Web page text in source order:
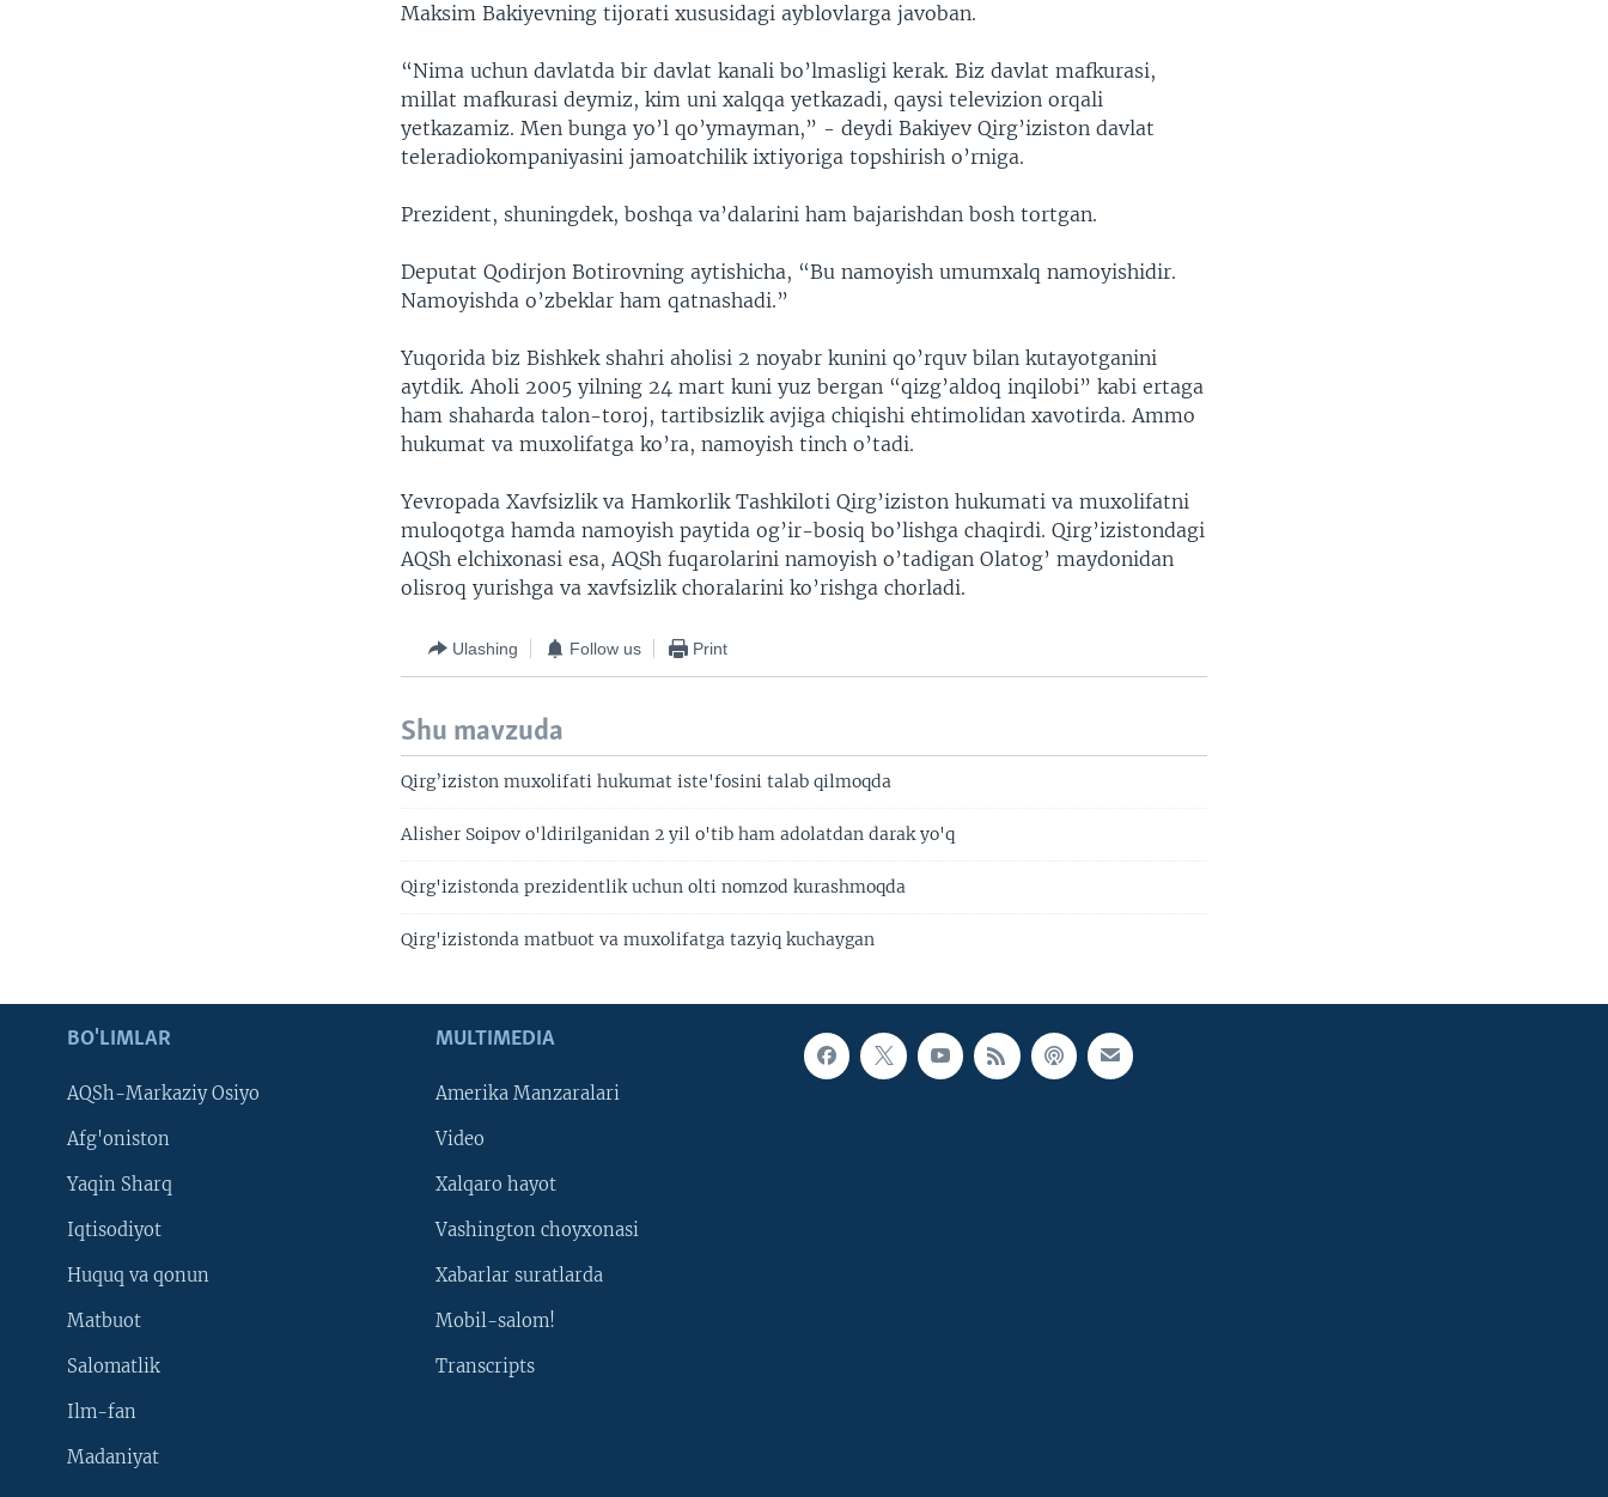
Maksim Bakiyevning tijorati xususidagi ayblovlarga javoban.
“Nima uchun davlatda bir davlat kanali bo’lmasligi kerak. Biz davlat mafkurasi,
millat mafkurasi deymiz, kim uni xalqqa yetkazadi, qaysi televizion orqali
yetkazamiz. Men bunga yo’l qo’ymayman,” - deydi Bakiyev Qirg’iziston davlat
teleradiokompaniyasini jamoatchilik ixtiyoriga topshirish o’rniga.
Prezident, shuningdek, boshqa va’dalarini ham bajarishdan bosh tortgan.
Deputat Qodirjon Botirovning aytishicha, “Bu namoyish umumxalq namoyishidir.
Namoyishda o’zbeklar ham qatnashadi.”
Yuqorida biz Bishkek shahri aholisi 2 noyabr kunini qo’rquv bilan kutayotganini
aytdik. Aholi 2005 yilning 24 mart kuni yuz bergan “qizg’aldoq inqilobi” kabi ertaga
ham shaharda talon-toroj, tartibsizlik avjiga chiqishi ehtimolidan xavotirda. Ammo
hukumat va muxolifatga ko’ra, namoyish tinch o’tadi.
Yevropada Xavfsizlik va Hamkorlik Tashkiloti Qirg’iziston hukumati va muxolifatni
muloqotga hamda namoyish paytida og’ir-bosiq bo’lishga chaqirdi. Qirg’izistondagi
AQSh elchixonasi esa, AQSh fuqarolarini namoyish o’tadigan Olatog’ maydonidan
olisroq yurishga va xavfsizlik choralarini ko’rishga chorladi.
Ulashing Follow us Print
Shu mavzuda
Qirg’iziston muxolifati hukumat iste'fosini talab qilmoqda
Alisher Soipov o'ldirilganidan 2 yil o'tib ham adolatdan darak yo'q
Qirg'izistonda prezidentlik uchun olti nomzod kurashmoqda
Qirg'izistonda matbuot va muxolifatga tazyiq kuchaygan
BO'LIMLAR
AQSh-Markaziy Osiyo
Afg'oniston
Yaqin Sharq
Iqtisodiyot
Huquq va qonun
Matbuot
Salomatlik
Ilm-fan
Madaniyat
MULTIMEDIA
Amerika Manzaralari
Video
Xalqaro hayot
Vashington choyxonasi
Xabarlar suratlarda
Mobil-salom!
Transcripts